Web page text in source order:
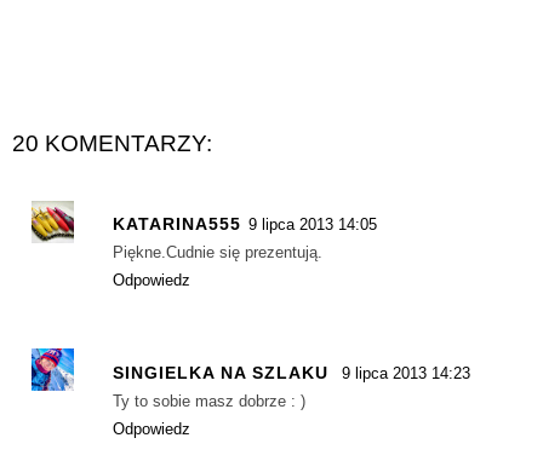
20 KOMENTARZY:
KATARINA555 9 lipca 2013 14:05
Piękne.Cudnie się prezentują.
Odpowiedz
SINGIELKA NA SZLAKU
9 lipca 2013 14:23
Ty to sobie masz dobrze : )
Odpowiedz